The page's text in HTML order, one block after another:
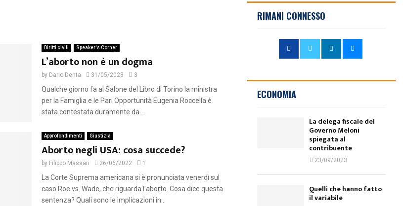
Diritti civili Speaker's Corner
L’aborto non è un dogma
by Dario Denta 31/05/2023 3
Qualche giorno fa al Salone del Libro di Torino la ministra
per la Famiglia e le Pari Opportunità Eugenia Roccella è
stata contestata duramente da...
Approfondimenti Giustizia
Aborto negli USA: cosa succede?
by Filippo Massari 26/06/2022 1
La Corte Suprema americana si è pronunciata venerdì sul
caso Roe vs. Wade, che riguarda l’aborto. Cosa dice questa
sentenza? Quali sono le implicazioni in...
RIMANI CONNESSO
ECONOMIA
La delega fiscale del
Governo Meloni
spiegata al
contribuente
23/09/2023
Quelli che hanno fatto
il variabile